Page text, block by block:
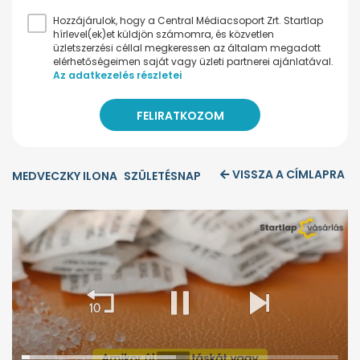
Hozzájárulok, hogy a Central Médiacsoport Zrt. Startlap
hírlevel(ek)et küldjön számomra, és közvetlen
üzletszerzési céllal megkeressen az általam megadott
elérhetőségeimen saját vagy üzleti partnerei ajánlatával.
Az adatkezelés részletei
MEDVECZKY ILONA SZÜLETÉSNAP VISSZA A CÍMLAPRA